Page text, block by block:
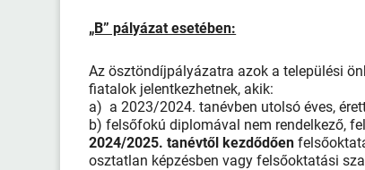
„B” pályázat esetében:
Az ösztöndíjpályázatra azok a települési
fiatalok jelentkezhetnek, akik:
a) a 2023/2024. tanévben utolsó éves,
b) felsőfokú diplomával nem rendelkező,
2024/2025. tanévtől kezdődően
osztatlan képzésben vagy felsőoktatási